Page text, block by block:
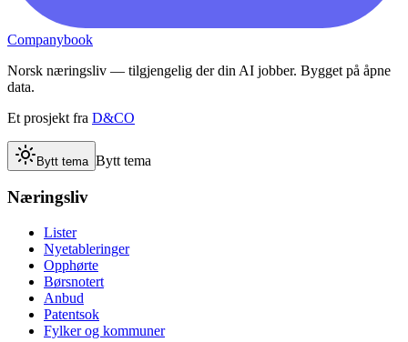
Companybook
Norsk næringsliv — tilgjengelig der din AI jobber. Bygget på åpne
data.
Et prosjekt fra D&CO
Bytt tema Bytt tema
Næringsliv
Lister
Nyetableringer
Opphørte
Børsnotert
Anbud
Patentsok
Fylker og kommuner